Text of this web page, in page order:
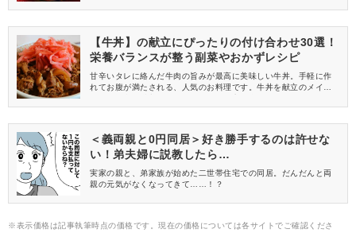
ろ。今回は管理栄養士おすすめの、天津飯と相性抜群のおかずレ
【牛丼】の献立にぴったりの付け合わせ30選！
栄養バランスが整う副菜やおかずレシピ
甘辛いタレに絡んだ牛肉の旨みが最高に美味しい牛丼。手軽に作
れてお腹が満たされる、人気のお料理です。牛丼を献立のメイン
うか。今回は管理栄養士が厳選した、牛丼にぴったりのスープや
＜義両親と0円同居＞好き勝手するのは許せな
い！弟夫婦に説教したら…
実家の親と、弟家族が始めた二世帯住宅での同居。だんだんと両
親の元気がなくなってきて……！？
※表示価格は記事執筆時点の価格です。現在の価格については各サイトでご確認くださ